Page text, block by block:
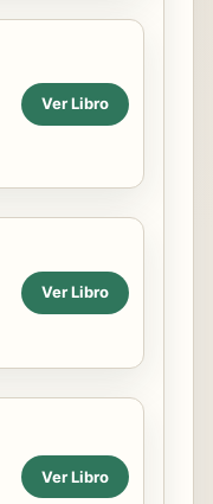
Ver Libro
Ver Libro
Ver Libro